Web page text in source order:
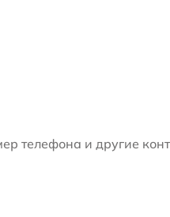
телефона и другие